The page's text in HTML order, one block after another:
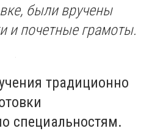
были вручены
и почетные грамоты.
традиционно
специальностям.